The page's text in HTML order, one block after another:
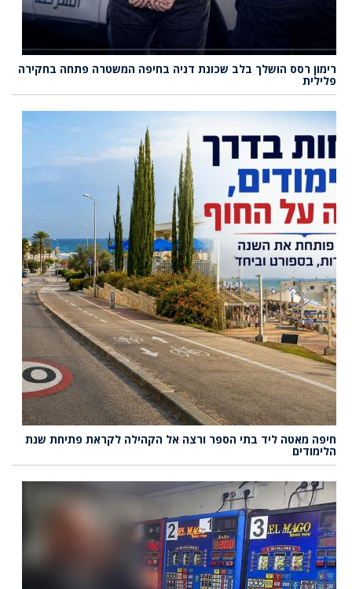
רימון רסס הושלך בלב שכונת דניה בחיפה המשטרה פתחה בחקירה
פלילית
חיפה מאטה ליד בתי הספר ורצה אל הקהילה לקראת פתיחת שנת
הלימודים